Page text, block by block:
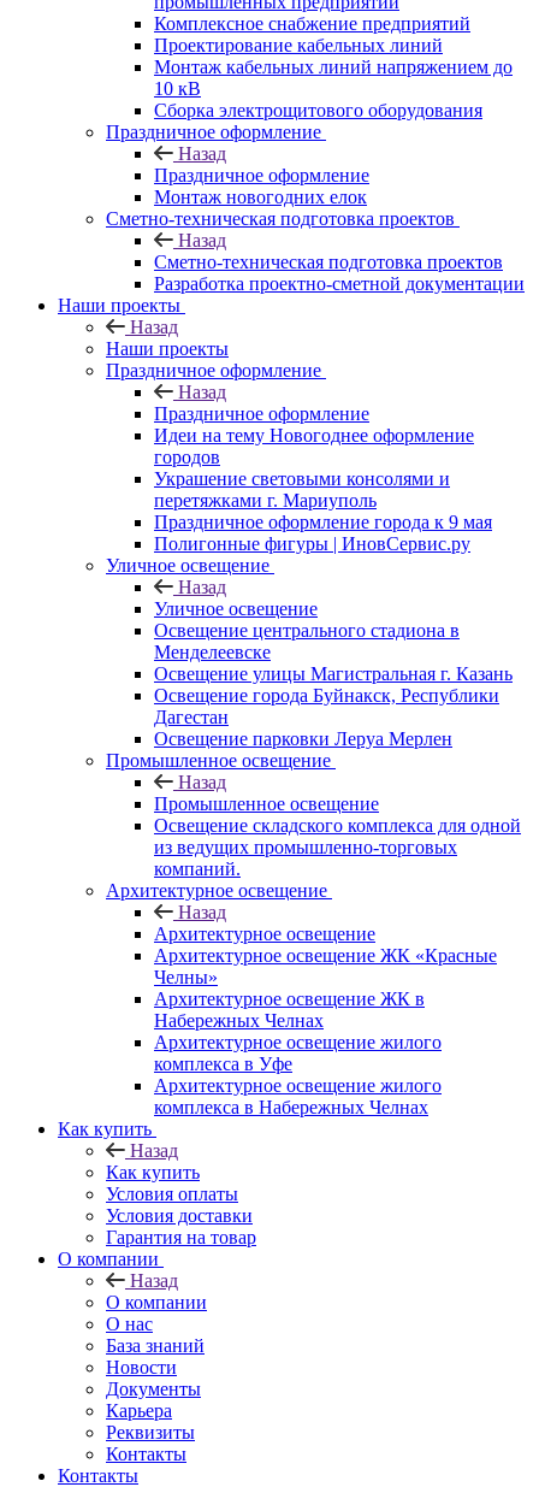
Комплексное снабжение предприятий
Проектирование кабельных линий
Монтаж кабельных линий напряжением до
10 кВ
Сборка электрощитового оборудования
Праздничное оформление
Назад
Праздничное оформление
Монтаж новогодних елок
Сметно-техническая подготовка проектов
Назад
Сметно-техническая подготовка проектов
Разработка проектно-сметной документации
Наши проекты
Назад
Наши проекты
Праздничное оформление
Назад
Праздничное оформление
Идеи на тему Новогоднее оформление
городов
Украшение световыми консолями и
перетяжками г. Мариуполь
Праздничное оформление города к 9 мая
Полигонные фигуры | ИновСервис.ру
Уличное освещение
Назад
Уличное освещение
Освещение центрального стадиона в
Менделеевске
Освещение улицы Магистральная г. Казань
Освещение города Буйнакск, Республики
Дагестан
Освещение парковки Леруа Мерлен
Промышленное освещение
Назад
Промышленное освещение
Освещение складского комплекса для одной
из ведущих промышленно-торговых
компаний.
Архитектурное освещение
Назад
Архитектурное освещение
Архитектурное освещение ЖК «Красные
Челны»
Архитектурное освещение ЖК в
Набережных Челнах
Архитектурное освещение жилого
комплекса в Уфе
Архитектурное освещение жилого
комплекса в Набережных Челнах
Как купить
Назад
Как купить
Условия оплаты
Условия доставки
Гарантия на товар
О компании
Назад
О компании
О нас
База знаний
Новости
Документы
Карьера
Реквизиты
Контакты
Контакты